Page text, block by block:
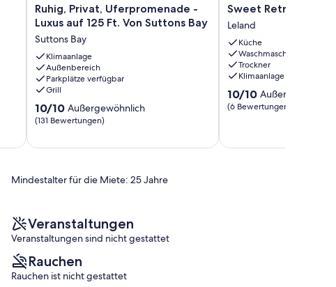
Ruhig,
Privat,
-
Luxus
auf
125
Ft.
Von
Suttons
Suttons
Ruhig, Privat, Uferpromenade -
Luxus auf 125 Ft. Von Suttons Bay
Suttons Bay
Klimaanlage
Außenbereich
Parkplätze verfügbar
Grill
10.0
von
Außergewöhnlich,
10/10 Außergewöhnlich
(131 Bewertungen)
Sweet
Retreat
Leland
Sweet Retreat
Leland
Küche
Waschmaschine
Trockner
Klimaanlage
10.0
von
10/10
(6 Bewertungen)
Mindestalter für die Miete: 25 Jahre
Veranstaltungen
Veranstaltungen sind nicht gestattet
Rauchen
Rauchen ist nicht gestattet